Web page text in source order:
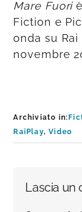
Mare Fuoriè
Fiction e
onda su
novembre
Archiviato in:
RaiPlay,Video
del
Lascia un